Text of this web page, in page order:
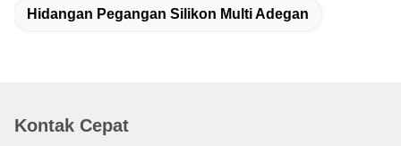
Hidangan Pegangan Silikon Multi Adegan
Kontak Cepat